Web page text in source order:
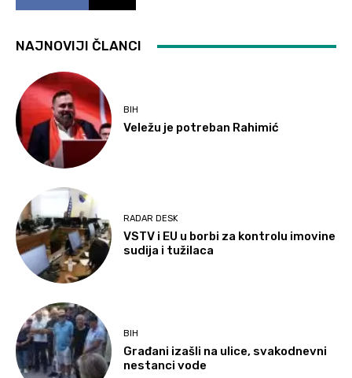
NAJNOVIJI ČLANCI
BIH
Veležu je potreban Rahimić
RADAR DESK
VSTV i EU u borbi za kontrolu imovine
sudija i tužilaca
BIH
Građani izašli na ulice, svakodnevni
nestanci vode